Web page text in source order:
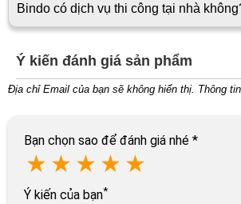
Bindo có dịch vụ thi công tại nhà
Ý kiến đánh giá sản phẩm
Địa chỉ Email của bạn sẽ không hiển thị. Thông
Bạn chọn sao để đánh giá nhé *
★ ★ ★ ★ ★
Ý kiến của bạn*